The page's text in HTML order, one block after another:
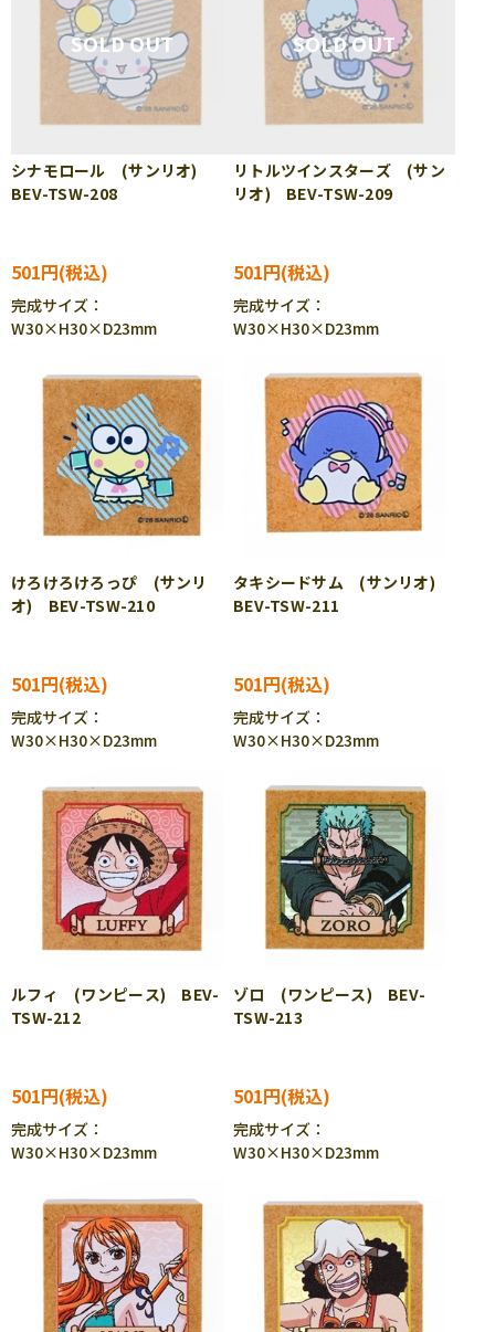
シナモロール (サンリオ)
BEV-TSW-208
501円
完成サイズ：
W30×H30×D23mm
リトルツインスターズ (サン
リオ) BEV-TSW-209
501円
完成サイズ：
W30×H30×D23mm
けろけろけろっぴ (サンリ
オ) BEV-TSW-210
501円
完成サイズ：
W30×H30×D23mm
タキシードサム (サンリオ)
BEV-TSW-211
501円
完成サイズ：
W30×H30×D23mm
ルフィ (ワンピース) BEV-
TSW-212
501円
完成サイズ：
W30×H30×D23mm
ゾロ (ワンピース) BEV-
TSW-213
501円
完成サイズ：
W30×H30×D23mm